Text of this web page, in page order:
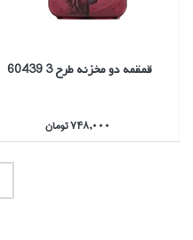
قمقمه دو مخزنه طرح 3 60439
748,000 تومان